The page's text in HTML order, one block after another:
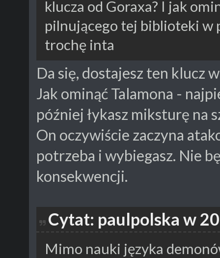
klucza od Goraxa? I jak
pilnującego tej biblioteki w
trochę inta
Da się, dostajesz ten klucz
Jak ominąć Talamona -
później łykasz miksturę na
On oczywiście zaczyna
potrzeba i wybiegasz. Nie
konsekwencji.
Cytat: paulpolska w
Mimo nauki języka